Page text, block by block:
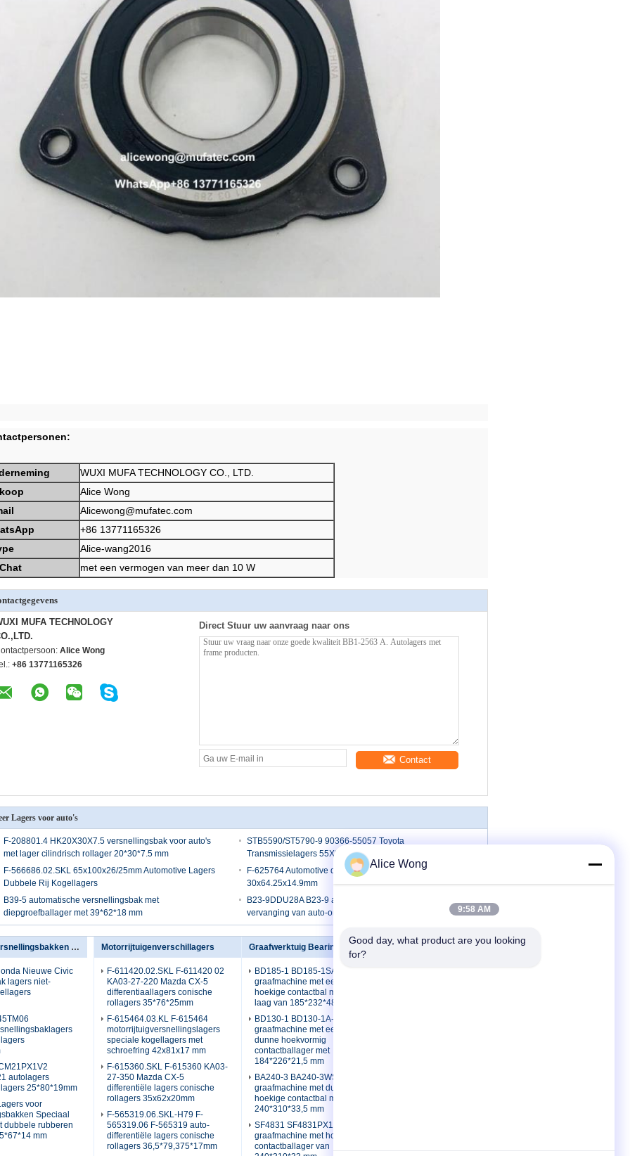
WUXI MUFA TECHNOLOGY CO., LTD.
Alice Wong
Alicewong@mufatec.com
+86 13771165326
Alice-wang2016
met een vermogen van meer dan 10 W
MUFA TECHNOLOGY
Alice Wong
+86 13771165326
Direct Stuur uw aanvraag naar ons
Contact
Lagers voor auto's
F-208801.4 HK20X30X7.5 versnellingsbak voor auto's
met lager cilindrisch rollager 20*30*7.5 mm
STB5590/ST5790-9 90366-55057 Toyota
Transmissielagers 55X90X23.5mm Inch Naaldlagers
F-566686.02.SKL 65x100x26/25mm Automotive Lagers
Dubbele Rij Kogellagers
F-625764 Automotive differentiële lagers
30x64.25x14.9mm
B39-5 automatische versnellingsbak met
diepgroefballager met 39*62*18 mm
B23-9DDU28A B23-9 autolagers kogellagers voor
vervanging van auto-onderdelen 23x42x7mm
Lagers voor versnellingsbakken voor auto's
Nieuwe Civic
lagers niet-
autolagers
25*80*19mm
voor
Speciaal
dubbele rubberen
mm
Motorrijtuigenverschillagers
F-611420.02.SKL F-611420 02
KA03-27-220 Mazda CX-5
differentiaallagers conische
rollagers 35*76*25mm
F-615464.03.KL F-615464
motorrijtuigversnellingslagers
speciale kogellagers met
schroefring 42x81x17 mm
F-615360.SKL F-615360 KA03-
27-350 Mazda CX-5
differentiële lagers conische
rollagers 35x62x20mm
F-565319.06.SKL-H79 F-
565319.06 F-565319 auto-
differentiële lagers conische
rollagers 36,5*79,375*17mm
Graafwerktuig Bearings
BD185-1 BD185-1SA
graafmachine met een dunne
hoekige contactbal met een
laag van 185*232*48 mm
BD130-1 BD130-1A-
graafmachine met een hoog
dunne hoekvormig
contactballager met
184*226*21,5 mm
BA240-3 BA240-3WSA
graafmachine met dunne
hoekige contactbal met
240*310*33,5 mm
SF4831 SF4831PX1
graafmachine met hoekig
contactballager van
Contacteer ons
Alice Wong
9:58 AM
Good day, what product are you looking
for?